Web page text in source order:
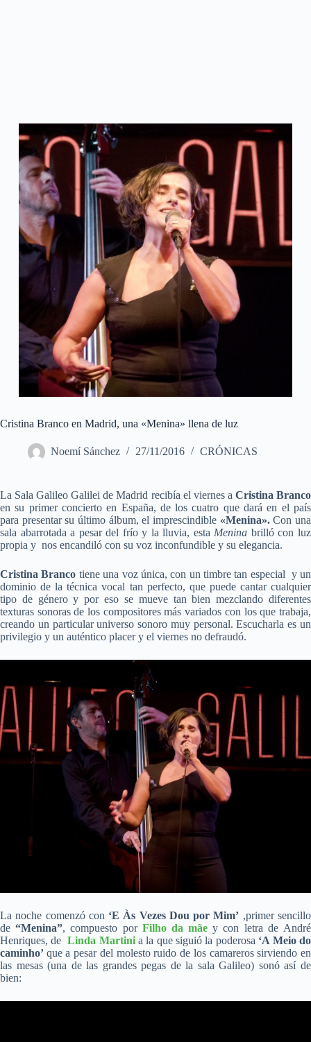
Cristina Branco en Madrid, una «Menina» llena de luz
Noemí Sánchez 27/11/2016 CRÓNICAS
La Sala Galileo Galilei de Madrid recibía el viernes a Cristina Branco
en su primer concierto en España, de los cuatro que dará en el país
para presentar su último álbum, el imprescindible «Menina».Con una
sala abarrotada a pesar del frío y la lluvia, esta Menina brilló con luz
propia y nos encandiló con su voz inconfundible y su elegancia.
Cristina Branco tiene una voz única, con un timbre tan especial y un
dominio de la técnica vocal tan perfecto, que puede cantar cualquier
tipo de género y por eso se mueve tan bien mezclando diferentes
texturas sonoras de los compositores más variados con los que trabaja,
creando un particular universo sonoro muy personal. Escucharla es un
privilegio y un auténtico placer y el viernes no defraudó.
La noche comenzó con ‘E Às Vezes Dou por Mim’ ,primer sencillo
de“Menina”, compuesto por Filho da mãe y con letra de André
Henriques, deLinda Martini a la que siguió la poderosa ‘A Meio do
caminho’ que a pesar del molesto ruido de los camareros sirviendo en
las mesas (una de las grandes pegas de la sala Galileo) sonó así de
bien: